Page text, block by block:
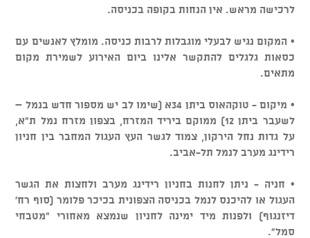
לרכישה מראש. אין הנחות בקופה בכניסה.
• המקום נגיש לבעלי מוגבלות לרבות כניסה. מומלץ לאנשים עם
כסאות גלגלים להתקשר אלינו ביום האירוע לשמירת מקום
מתאים.
• מיקום - טוקהאוס ביתן 34א (שימו לב יש מספור חדש בנמל –
לשעבר ביתן 12) ממוקם ביריד המזרח, בצפון מזרח נמל ת"א,
על גדות נחל הירקון, צמוד לגשר העץ העגול המחבר בין חניון
רידינג מערב לנמל תל-אביב.
• חניה - ניתן לחנות בחניון רידינג מערב ולחצות את הגשר
העגול או להיכנס לנמל בכניסה הצפונית בכיכר פלומר (סוף רח'
דיזנגוף) ולפנות מיד ימינה לחניון שנמצא מאחורי "מטבחי
סמל".